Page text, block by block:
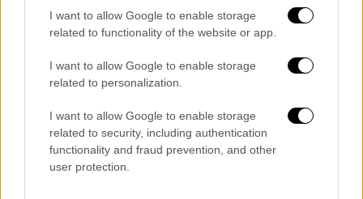
I want to allow Google to enable storage
related to functionality of the website or app.
I want to allow Google to enable storage
related to personalization.
I want to allow Google to enable storage
related to security, including authentication
functionality and fraud prevention, and other
user protection.
Πολιτική|17.11.2024 22:31
Νέα Δημοκρατία: Η επόμενη ημέρα μετά